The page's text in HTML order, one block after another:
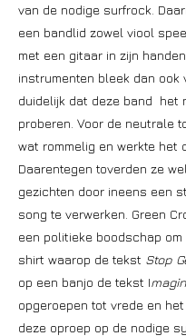
van de nodige surfrock.
een bandlid zowel viool
met een gitaar in zijn
instrumenten bleek dan
duidelijk dat deze band het
proberen. Voor de neutrale
wat rommelig en werkte het
Daarentegen toverden ze
gezichten door ineens een
song te verwerken. Green
een politieke boodschap
shirt waarop de tekst Stop
op een banjo de tekst I
opgeroepen tot vrede en
deze oproep op de nodige